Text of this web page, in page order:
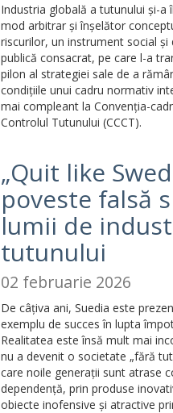
Industria globală a tutunului și-a
mod arbitrar și înșelător
riscurilor, un instrument social și
publică consacrat, pe care l-a
pilon al strategiei sale de a
condițiile unui cadru normativ
mai compleant la Convenția-
Controlul Tutunului (CCCT).
„Quit like
poveste falsă
lumii de
tutunului
02 februarie 2026
De câțiva ani, Suedia este
exemplu de succes în lupta
Realitatea este însă mult mai
nu a devenit o societate „fără
care noile generații sunt atrase
dependență, prin produse
obiecte inofensive și atractive